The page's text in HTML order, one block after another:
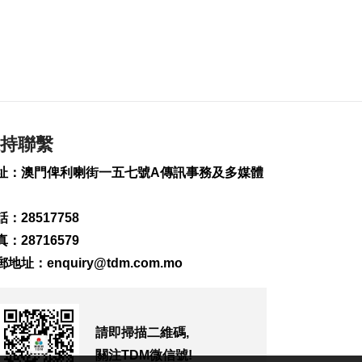
氹仔碼頭辦陀螺賽豐
治安警雷霆行動截6車
聯繫
：澳門俾利喇街一五七號A傳訊事務及多媒體
：28517758
：28716579
地址： enquiry@tdm.com.mo
請即掃描二維碼,
關注TDM微信號!